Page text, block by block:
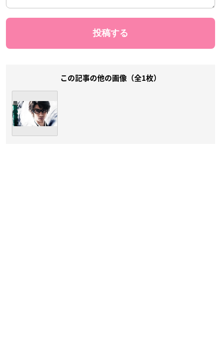
この記事の他の画像（全1枚）